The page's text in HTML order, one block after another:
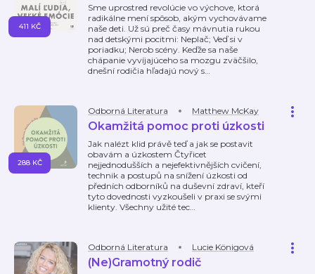
Sme uprostred revolúcie vo výchove, ktorá
radikálne mení spôsob, akým vychovávame
naše deti. Už sú preč časy mávnutia rukou
nad detskými pocitmi: Neplač; Veď si v
poriadku; Nerob scény. Keďže sa naše
chápanie vyvíjajúceho sa mozgu zväčšilo,
dnešní rodičia hľadajú nový s…
411 KČ
Odborná Literatura Matthew McKay
Okamžitá pomoc proti úzkosti
Jak nalézt klid právě teď a jak se postavit
obavám a úzkostem Čtyřicet
nejjednodušších a nejefektivnějších cvičení,
technik a postupů na snížení úzkosti od
předních odborníků na duševní zdraví, kteří
tyto dovednosti vyzkoušeli v praxi se svými
klienty. Všechny užité tec…
288 KČ
Odborná Literatura Lucie Königová
(Ne)Gramotný rodič